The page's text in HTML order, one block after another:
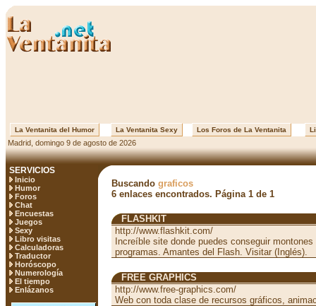
La Ventanita del Humor La Ventanita Sexy Los Foros de La Ventanita
Madrid, domingo 9 de agosto de 2026
SERVICIOS
Inicio
Humor
Foros
Chat
Encuestas
Juegos
Sexy
Libro visitas
Calculadoras
Traductor
Horóscopo
Numerología
El tiempo
Enlázanos
Buscando graficos
6 enlaces encontrados. Página 1 de 1
FLASHKIT
http://www.flashkit.com/
Increíble site donde puedes conseguir
programas. Amantes del Flash. Visitar (Inglés).
FREE GRAPHICS
http://www.free-graphics.com/
Web con toda clase de recursos gráficos,